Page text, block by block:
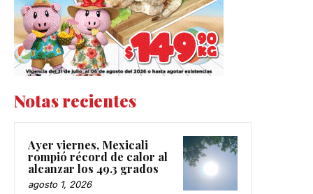
Notas recientes
Ayer viernes, Mexicali
rompió récord de calor al
alcanzar los 49.3 grados
agosto 1, 2026